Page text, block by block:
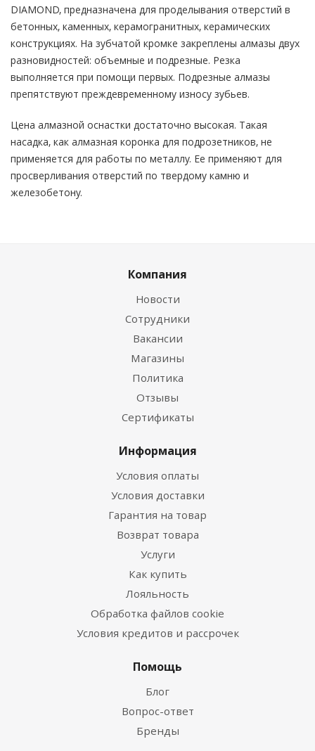
DIAMOND, предназначена для проделывания отверстий в
бетонных, каменных, керамогранитных, керамических
конструкциях. На зубчатой кромке закреплены алмазы двух
разновидностей: объемные и подрезные. Резка
выполняется при помощи первых. Подрезные алмазы
препятствуют преждевременному износу зубьев.
Цена алмазной оснастки достаточно высокая. Такая
насадка, как алмазная коронка для подрозетников, не
применяется для работы по металлу. Ее применяют для
просверливания отверстий по твердому камню и
железобетону.
Компания
Новости
Сотрудники
Вакансии
Магазины
Политика
Отзывы
Сертификаты
Информация
Условия оплаты
Условия доставки
Гарантия на товар
Возврат товара
Услуги
Как купить
Лояльность
Обработка файлов cookie
Условия кредитов и рассрочек
Помощь
Блог
Вопрос-ответ
Бренды